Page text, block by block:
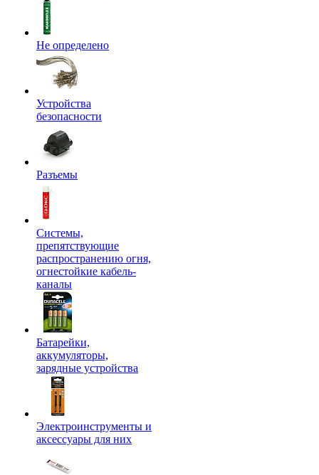
Не определено
Устройства
безопасности
Разъемы
Системы,
препятствующие
распространению огня,
огнестойкие кабель-
каналы
Батарейки,
аккумуляторы,
зарядные устройства
Электроинструменты и
аксессуары для них